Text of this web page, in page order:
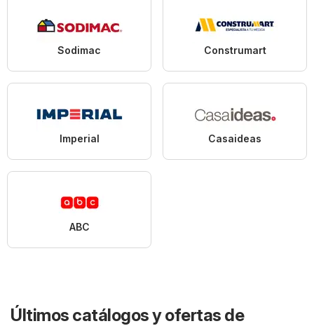
Sodimac Construmart
Imperial Casaideas
ABC
Últimos catálogos y ofertas de